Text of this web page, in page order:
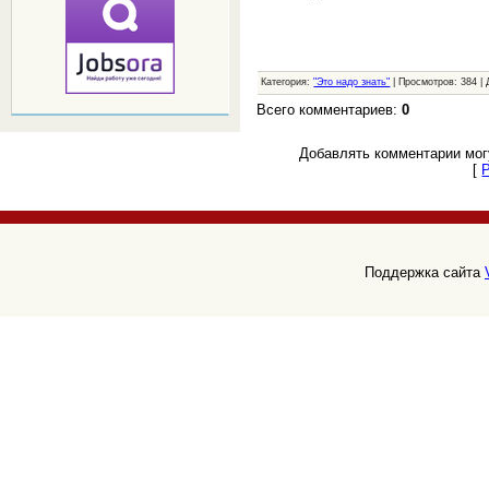
Категория:"Это надо знать" | Просмотров: 384 |
Всего комментариев:0
Добавлять комментарии
[
Поддержка сайта